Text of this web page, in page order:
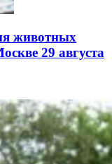
животных
29 августа